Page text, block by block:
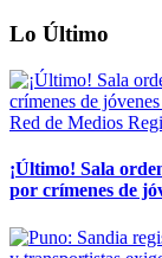
Lo Último
Red de Medios
¡Último! Sala
por crímenes de